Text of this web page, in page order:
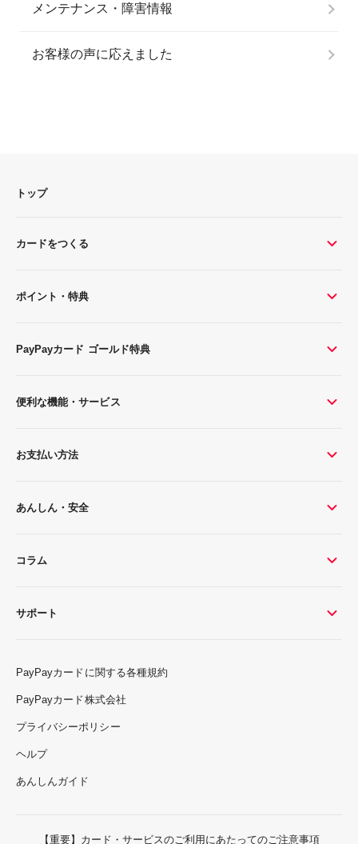
メンテナンス・障害情報
お客様の声に応えました
トップ
カードをつくる
ポイント・特典
PayPayカード ゴールド特典
便利な機能・サービス
お支払い方法
あんしん・安全
コラム
サポート
PayPayカードに関する各種規約
PayPayカード株式会社
プライバシーポリシー
ヘルプ
あんしんガイド
【重要】カード・サービスのご利用にあたってのご注意事項